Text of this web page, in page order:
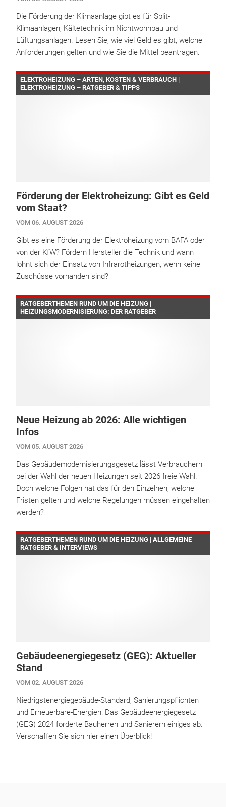
Die Förderung der Klimaanlage gibt es für Split-
Klimaanlagen, Kältetechnik im Nichtwohnbau und
Lüftungsanlagen. Lesen Sie, wie viel Geld es gibt, welche
Anforderungen gelten und wie Sie die Mittel beantragen.
ELEKTROHEIZUNG – ARTEN, KOSTEN & VERBRAUCH |
ELEKTROHEIZUNG – RATGEBER & TIPPS
Förderung der Elektroheizung: Gibt es Geld
vom Staat?
VOM 06. AUGUST 2026
Gibt es eine Förderung der Elektroheizung vom BAFA oder
von der KfW? Fördern Hersteller die Technik und wann
lohnt sich der Einsatz von Infrarotheizungen, wenn keine
Zuschüsse vorhanden sind?
RATGEBERTHEMEN RUND UM DIE HEIZUNG |
HEIZUNGSMODERNISIERUNG: DER RATGEBER
Neue Heizung ab 2026: Alle wichtigen
Infos
VOM 05. AUGUST 2026
Das Gebäudemodernisierungsgesetz lässt Verbrauchern
bei der Wahl der neuen Heizungen seit 2026 freie Wahl.
Doch welche Folgen hat das für den Einzelnen, welche
Fristen gelten und welche Regelungen müssen eingehalten
werden?
RATGEBERTHEMEN RUND UM DIE HEIZUNG | ALLGEMEINE
RATGEBER & INTERVIEWS
Gebäudeenergiegesetz (GEG): Aktueller
Stand
VOM 02. AUGUST 2026
Niedrigstenergiegebäude-Standard, Sanierungspflichten
und Erneuerbare-Energien: Das Gebäudeenergiegesetz
(GEG) 2024 forderte Bauherren und Sanierern einiges ab.
Verschaffen Sie sich hier einen Überblick!